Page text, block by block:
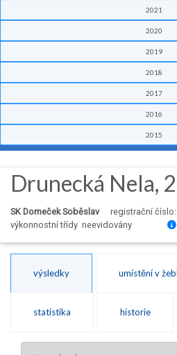
2021
2020
2019
2018
2017
2016
2015
Drunecká Nela,
SK Domeček Soběslav
registrační číslo:
výkonnostní třídy neevidovány
výsledky umístění v
statistika historie